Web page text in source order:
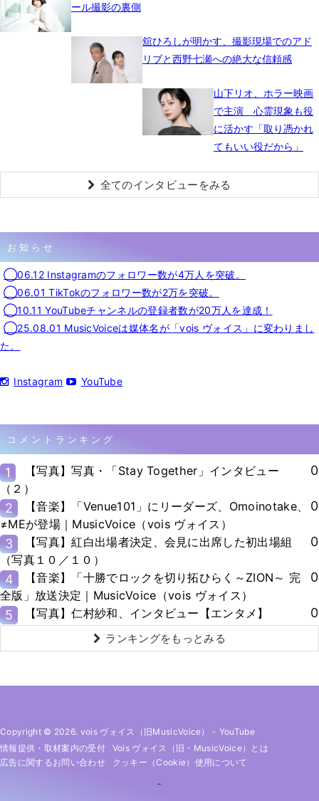
ール撮影の裏側
舘ひろしが明かす、撮影現場でのアド
リブと西野七瀬への絶大な信頼感
山下リオ、ホラー映画
で主演 心霊現象も役
に活かす「取り憑かれ
てもいい役だから」
全てのインタビューをみる
お知らせ
◯06.12 Instagramのフォロワー数が4万人を突破。
◯06.01 TikTokのフォロワー数が2万を突破。
◯10.11 YouTubeチャンネルの登録者数が20万人を達成！
◯25.08.01 MusicVoiceは媒体名が「vois ヴォイス」に変わりまし
た。
Instagram YouTube
コメントランキング
1
【写真】写真・「Stay Together」インタビュー
（２）
0
2
【音楽】「Venue101」にリーダーズ、Omoinotake、
≠MEが登場｜MusicVoice（vois ヴォイス）
0
3
【写真】紅白出場者決定、会見に出席した初出場組
（写真１０／１０）
0
4
【音楽】「十勝でロックを切り拓ひらく～ZION～ 完
全版」放送決定｜MusicVoice（vois ヴォイス）
0
5 【写真】仁村紗和、インタビュー【エンタメ】 0
ランキングをもっとみる
Copyright © 2026. vois ヴォイス（旧MusicVoice） - YouTube
情報提供・取材案内の受付
Vois ヴォイス（旧・MusicVoice）とは
広告に関するお問い合わせ
クッキー（cookie）使用について
-